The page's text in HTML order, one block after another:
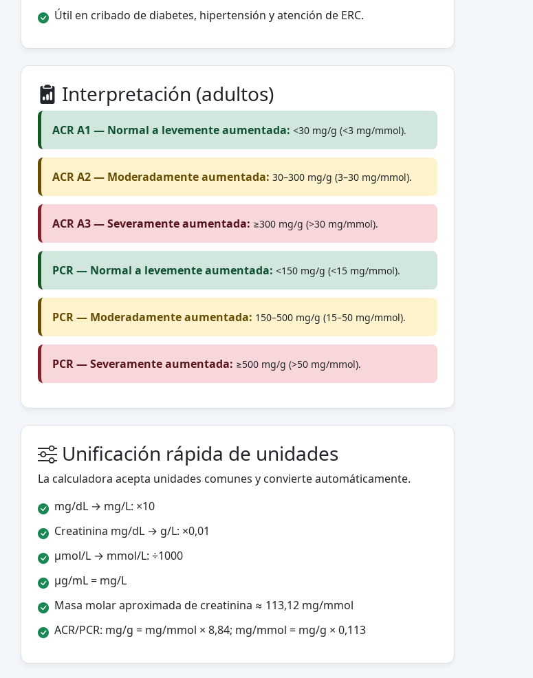
Útil en cribado de diabetes, hipertensión y atención de ERC.
Interpretación (adultos)
ACR A1 — Normal a levemente aumentada: <30 mg/g (<3 mg/mmol).
ACR A2 — Moderadamente aumentada: 30–300 mg/g (3–30 mg/mmol).
ACR A3 — Severamente aumentada: ≥300 mg/g (>30 mg/mmol).
PCR — Normal a levemente aumentada: <150 mg/g (<15 mg/mmol).
PCR — Moderadamente aumentada: 150–500 mg/g (15–50 mg/mmol).
PCR — Severamente aumentada: ≥500 mg/g (>50 mg/mmol).
Unificación rápida de unidades
La calculadora acepta unidades comunes y convierte automáticamente.
mg/dL → mg/L: ×10
Creatinina mg/dL → g/L: ×0,01
µmol/L → mmol/L: ÷1000
µg/mL = mg/L
Masa molar aproximada de creatinina ≈ 113,12 mg/mmol
ACR/PCR: mg/g = mg/mmol × 8,84; mg/mmol = mg/g × 0,113